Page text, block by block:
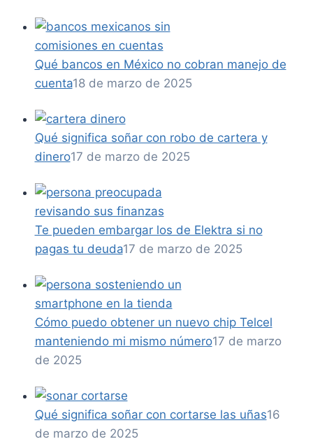
Qué bancos en México no cobran manejo de
cuenta18 de marzo de 2025
Qué significa soñar con robo de cartera y
dinero17 de marzo de 2025
Te pueden embargar los de Elektra si no
pagas tu deuda17 de marzo de 2025
Cómo puedo obtener un nuevo chip Telcel
manteniendo mi mismo número17 de marzo
de 2025
Qué significa soñar con cortarse las uñas16
de marzo de 2025